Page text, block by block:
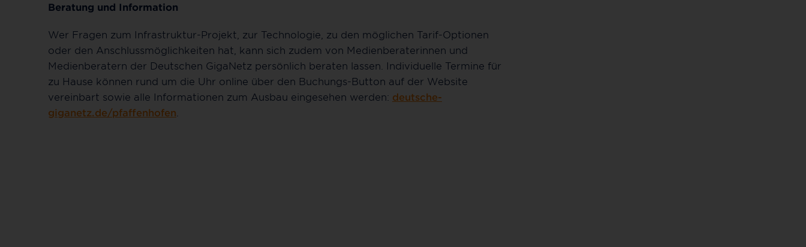
Beratung und Information
Wer Fragen zum Infrastruktur-Projekt, zur Technologie, zu den möglichen Tarif-Optionen
oder den Anschlussmöglichkeiten hat, kann sich zudem von Medienberaterinnen und
Medienberatern der Deutschen GigaNetz persönlich beraten lassen. Individuelle Termine für
zu Hause können rund um die Uhr online über den Buchungs-Button auf der Website
vereinbart sowie alle Informationen zum Ausbau eingesehen werden: deutsche-
giganetz.de/pfaffenhofen